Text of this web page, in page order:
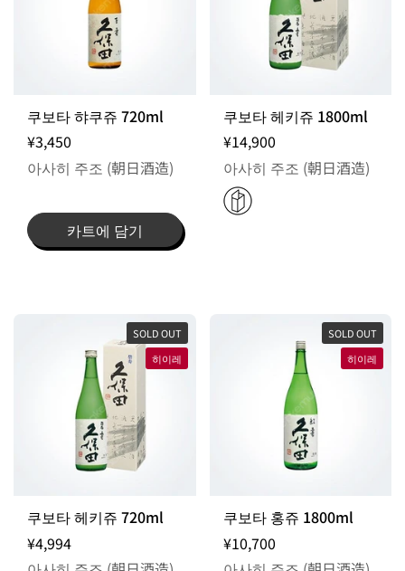
쿠보타 햐쿠쥬 720ml
¥3,450
아사히 주조 (朝日酒造)
카트에 담기
쿠보타 헤키쥬 1800ml
¥14,900
아사히 주조 (朝日酒造)
쿠보타 헤키쥬 720ml
¥4,994
SOLD OUT
히이레
쿠보타 홍쥬 1800ml
¥10,700
SOLD OUT
히이레